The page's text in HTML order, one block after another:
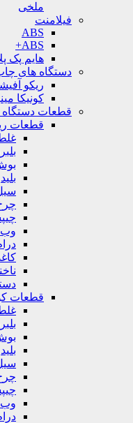
ملخی
فیلامنت
ABS
ABS+
هایم پک
دستگاه های
ریکو
کونیکا
قطعات
قطعات
بلید
وب
قطعات
بلید
وب